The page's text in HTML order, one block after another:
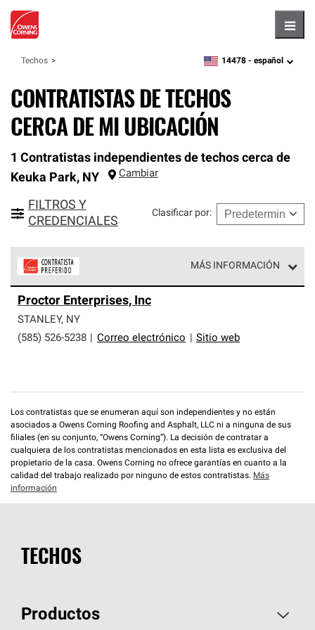
Techos zipcode, language
14478 - español
CONTRATISTAS DE TECHOS
CERCA DE MI UBICACIÓN
1 Contratistas independientes de techos cerca de
Keuka Park, NY Cambiar
FILTROS Y
CREDENCIALES
Clasificar por:
MÁS INFORMACIÓN
parte de una red exclusiva de profesionales de techos
que cumplen con altos estándares y requisitos estrictos
de profesionalismo y confiabilidad.
Proctor Enterprises, Inc
STANLEY, NY
(585) 526-5238
Correo electrónico Sitio web
Los contratistas que se enumeran aquí son independientes y no están
asociados a Owens Corning Roofing and Asphalt, LLC ni a ninguna de sus
filiales (en su conjunto, “Owens Corning”). La decisión de contratar a
cualquiera de los contratistas mencionados en esta lista es exclusiva del
propietario de la casa. Owens Corning no ofrece garantías en cuanto a la
calidad del trabajo realizado por ninguno de estos contratistas. Más
información
TECHOS
Productos